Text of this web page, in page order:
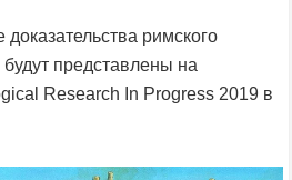
римского
представлены на
Research In Progress 2019 в